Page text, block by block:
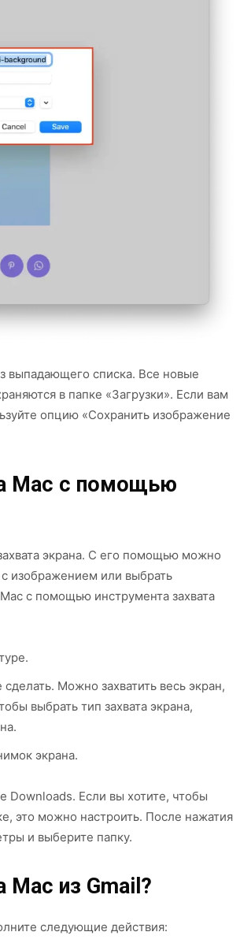
выпадающего списка. Все новые
в папке «Загрузки». Если вам
опцию «Сохранить изображение
Mac с помощью
экрана. С его помощью можно
изображением или выбрать
с помощью инструмента захвата
сделать. Можно захватить весь экран,
выбрать тип захвата экрана,
экрана.
Downloads. Если вы хотите, чтобы
это можно настроить. После нажатия
и выберите папку.
Mac из Gmail?
следующие действия: